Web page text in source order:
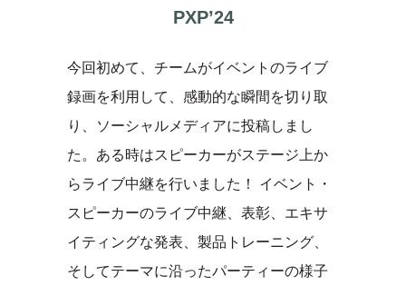
PXP’24
今回初めて、チームがイベントのライブ
録画を利用して、感動的な瞬間を切り取
り、ソーシャルメディアに投稿しまし
た。ある時はスピーカーがステージ上か
らライブ中継を行いました！ イベント・
スピーカーのライブ中継、表彰、エキサ
イティングな発表、製品トレーニング、
そしてテーマに沿ったパーティーの様子